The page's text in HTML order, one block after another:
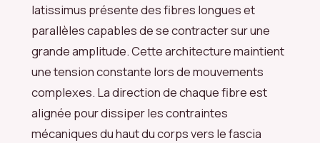
latissimus présente des fibres longues et
parallèles capables de se contracter sur une
grande amplitude. Cette architecture maintient
une tension constante lors de mouvements
complexes. La direction de chaque fibre est
alignée pour dissiper les contraintes
mécaniques du haut du corps vers le fascia